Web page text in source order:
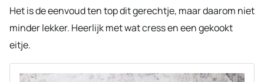
Het is de eenvoud ten top dit gerechtje, maar daarom niet
minder lekker. Heerlijk met wat cress en een gekookt
eitje.